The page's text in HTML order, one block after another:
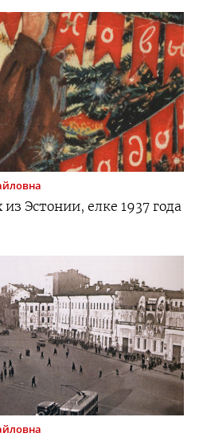
Эстонии, елке 1937 года